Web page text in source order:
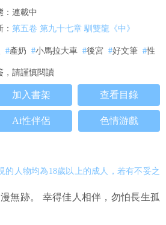
：連載中
第五卷 第九十七章 馴雙龍《中》
#產奶 #小馬拉大車 #後宮 #好文筆 #性
，請謹慎閱讀
加入書架 查看目錄
Ai性伴侶 色情游戲
的人物均為18歲以上的成人，若有不妥之
無跡。 幸得佳人相伴，勿怕長生孤